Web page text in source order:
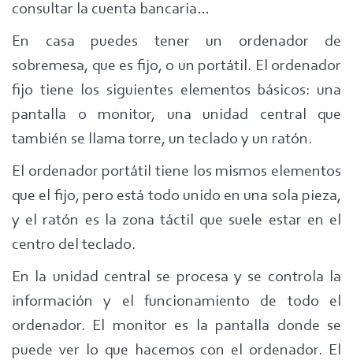
consultar la cuenta bancaria…
En casa puedes tener un ordenador de
sobremesa, que es fijo, o un portátil. El ordenador
fijo tiene los siguientes elementos básicos: una
pantalla o monitor, una unidad central que
también se llama torre, un teclado y un ratón.
El ordenador portátil tiene los mismos elementos
que el fijo, pero está todo unido en una sola pieza,
y el ratón es la zona táctil que suele estar en el
centro del teclado.
En la unidad central se procesa y se controla la
información y el funcionamiento de todo el
ordenador. El monitor es la pantalla donde se
puede ver lo que hacemos con el ordenador. El